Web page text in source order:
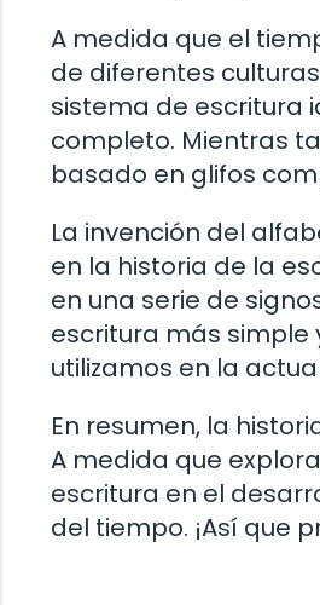
A medida que el
de diferentes
sistema de escritura
completo. Mientras
basado en glifos
La invención del
en la historia de la
en una serie de
escritura más simple
utilizamos en la
En resumen, la
A medida que
escritura en el
del tiempo. ¡Así que